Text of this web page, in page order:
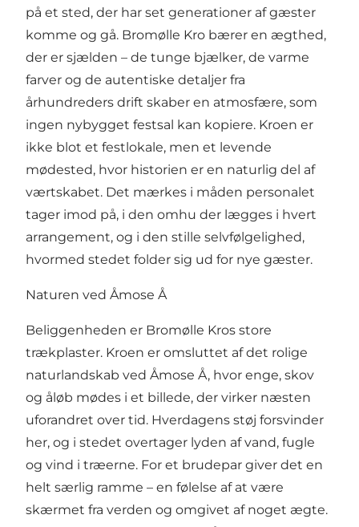
på et sted, der har set generationer af gæster
komme og gå. Bromølle Kro bærer en ægthed,
der er sjælden – de tunge bjælker, de varme
farver og de autentiske detaljer fra
århundreders drift skaber en atmosfære, som
ingen nybygget festsal kan kopiere. Kroen er
ikke blot et festlokale, men et levende
mødested, hvor historien er en naturlig del af
værtskabet. Det mærkes i måden personalet
tager imod på, i den omhu der lægges i hvert
arrangement, og i den stille selvfølgelighed,
hvormed stedet folder sig ud for nye gæster.
Naturen ved Åmose Å
Beliggenheden er Bromølle Kros store
trækplaster. Kroen er omsluttet af det rolige
naturlandskab ved Åmose Å, hvor enge, skov
og åløb mødes i et billede, der virker næsten
uforandret over tid. Hverdagens støj forsvinder
her, og i stedet overtager lyden af vand, fugle
og vind i træerne. For et brudepar giver det en
helt særlig ramme – en følelse af at være
skærmet fra verden og omgivet af noget ægte.